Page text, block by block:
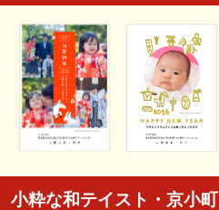
小粋な和テイスト・京小町